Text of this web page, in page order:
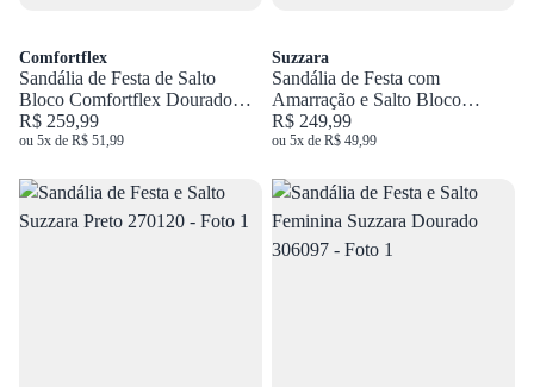
Comfortflex
Sandália de Festa de Salto
Bloco Comfortflex Dourado
2554404
R$ 259,99
ou 5x de R$ 51,99
Suzzara
Sandália de Festa com
Amarração e Salto Bloco
Suzzara Bege 612006
R$ 249,99
ou 5x de R$ 49,99